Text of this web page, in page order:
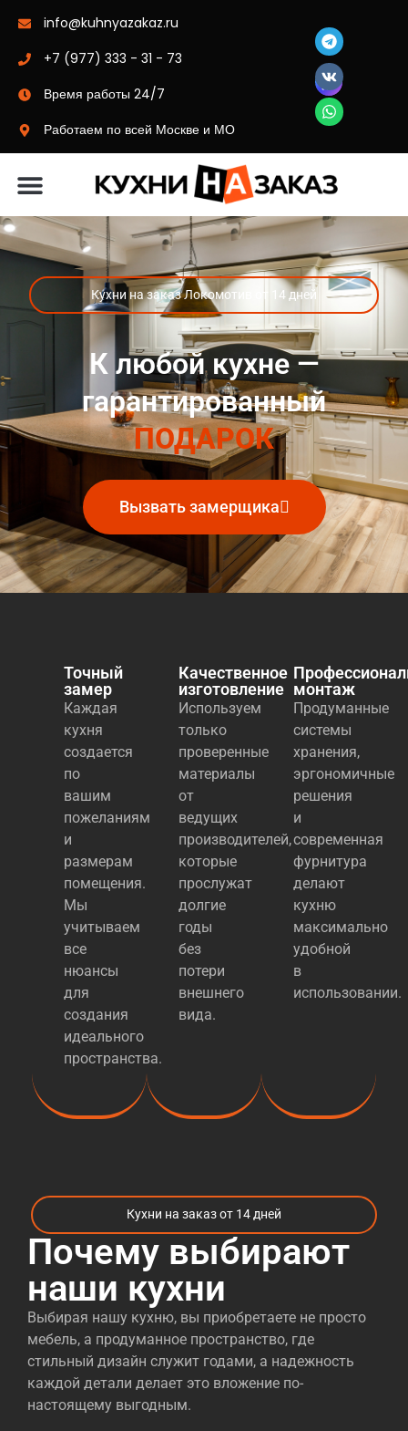
info@kuhnyazakaz.ru
+7 (977) 333 - 31 - 73
Время работы 24/7
Работаем по всей Москве и МО
Кухни на заказ Локомотив от 14 дней
К любой кухне —
гарантированный
ПОДАРОК
Вызвать замерщика
Точный
замер
Каждая
кухня
создается
по
вашим
пожеланиям
и
размерам
помещения.
Мы
учитываем
все
нюансы
для
создания
идеального
пространства.
Качественное
изготовление
Используем
только
проверенные
материалы
от
ведущих
производителей,
которые
прослужат
долгие
годы
без
потери
внешнего
вида.
монтаж
Продуманные
системы
хранения,
эргономичные
решения
и
современная
фурнитура
делают
кухню
максимально
удобной
в
использовании.
Кухни на заказ от 14 дней
Почему выбирают
наши кухни
Выбирая нашу кухню, вы приобретаете не просто
мебель, а продуманное пространство, где
стильный дизайн служит годами, а надежность
каждой детали делает это вложение по-
настоящему выгодным.